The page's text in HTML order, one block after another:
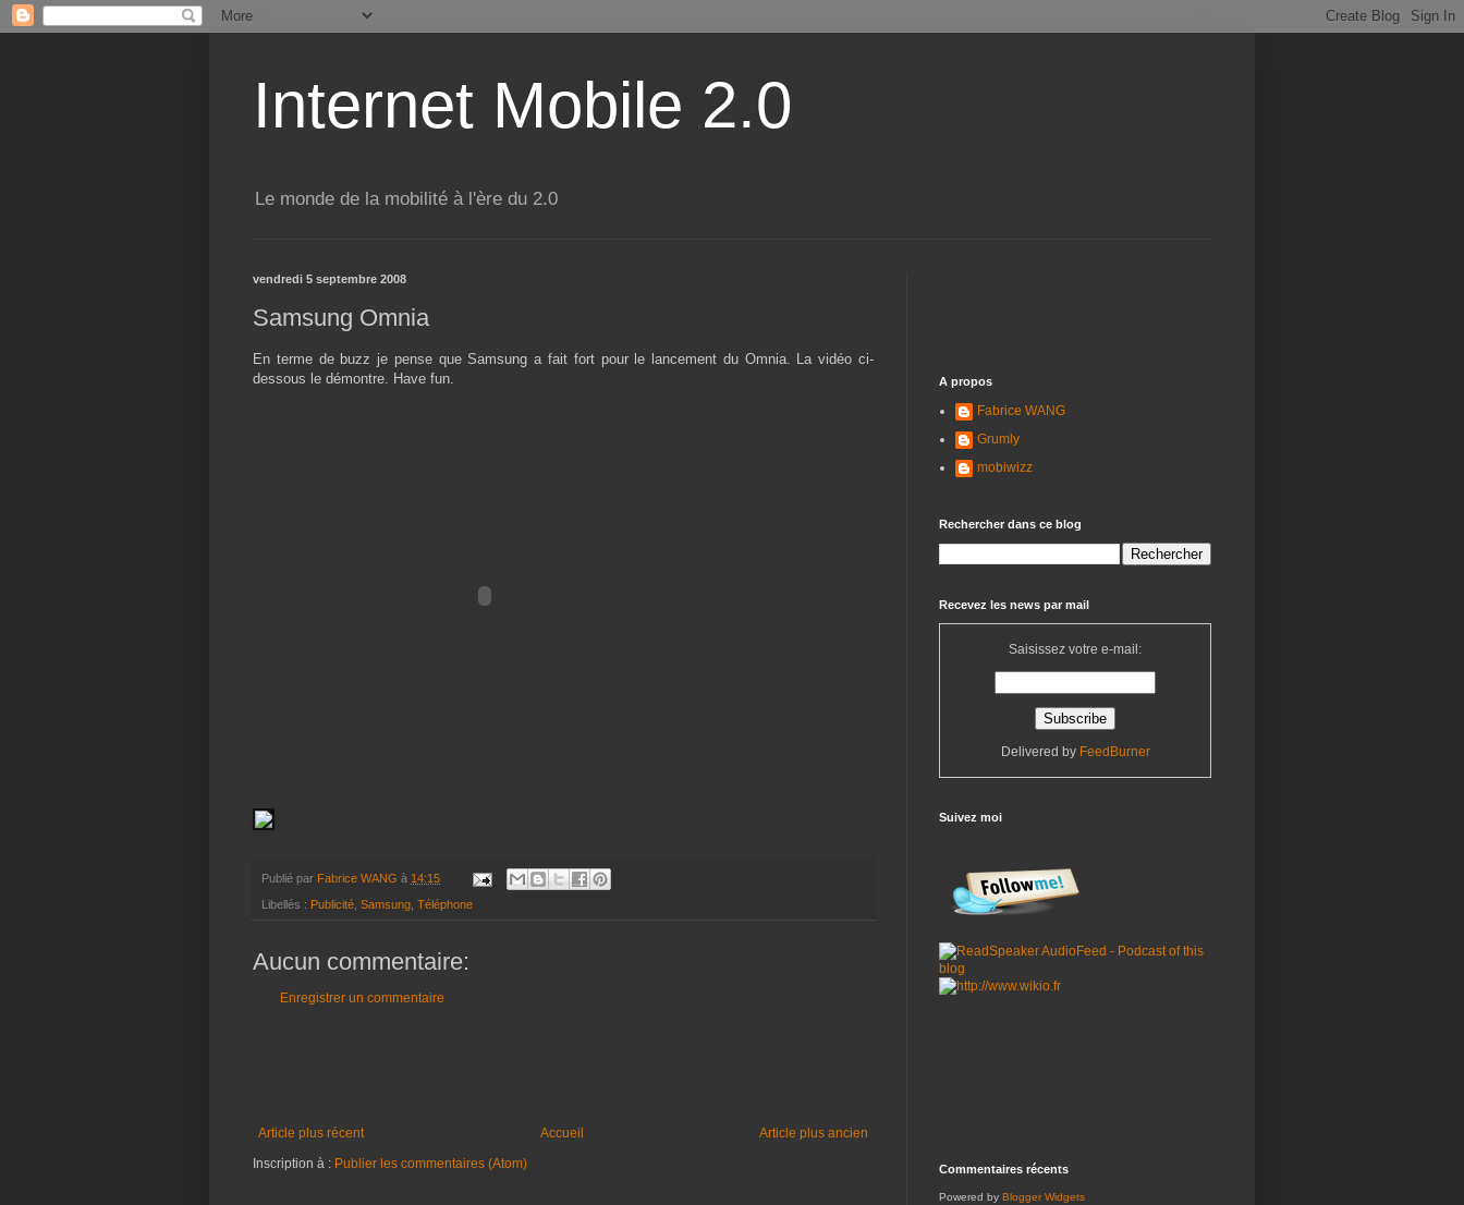
Internet Mobile 2.0
Le monde de la mobilité à l'ère du 2.0
vendredi 5 septembre 2008
Samsung Omnia
En terme de buzz je pense que Samsung a fait fort pour le lancement du Omnia. La vidéo ci-
dessous le démontre. Have fun.
Publié par Fabrice WANG à 14:15
Libellés : Publicité, Samsung, Téléphone
Aucun commentaire:
Enregistrer un commentaire
Article plus récent Article plus ancien
Accueil
Inscription à : Publier les commentaires (Atom)
A propos
Fabrice WANG
Grumly
mobiwizz
Rechercher dans ce blog
Recevez les news par mail
Saisissez votre e-mail:
Delivered by FeedBurner
Suivez moi
Commentaires récents
Powered by Blogger Widgets